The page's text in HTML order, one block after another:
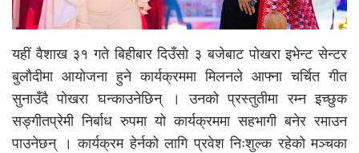
यहीं वैशाख ३१ गते बिहीबार दिउँसो ३ बजेबाट पोखरा इभेन्ट सेन्टर
बुलौदीमा आयोजना हुने कार्यक्रममा मिलनले आफ्ना चर्चित गीत
सुनाउँदै पोखरा घन्काउनेछिन् । उनको प्रस्तुतीमा रम्न इच्छुक
सङ्गीतप्रेमी निर्बाध रुपमा यो कार्यक्रममा सहभागी बनेर रमाउन
पाउनेछन् । कार्यक्रम हेर्नको लागि प्रवेश निःशुल्क रहेको मञ्चका